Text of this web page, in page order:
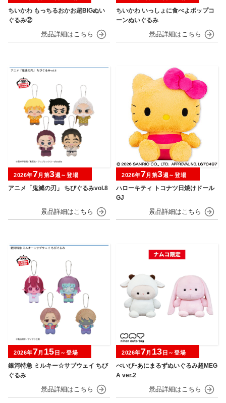
ちいかわ もっちるおかお超BIGぬい
ぐるみ②
ちいかわ いっしょに食べよポップコ
ーンぬいぐるみ
アニメ「鬼滅の刃」 ちびぐるみvol.8
2026年7月第3週～登場
ハローキティ トコナツ日焼けドール
GJ
2026年7月第3週～登場
銀河特急 ミルキー☆サブウェイ ちび
ぐるみ
2026年7月 15 日～登場
べいびｰあにまるずぬいぐるみ超MEG
A ver.2
2026年7月 13 日～登場